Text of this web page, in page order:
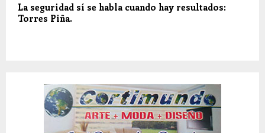
La seguridad sí se habla cuando hay resultados:
Torres Piña.